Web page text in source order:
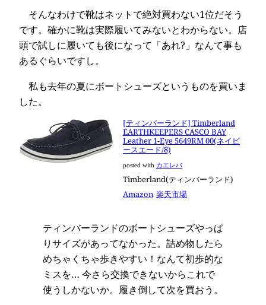
そんなわけで靴はネットで絶対買わない1位だそう
です。確かに靴は実際履いてみないとわからない。店
頭で試しに履いても後になって「あれ?」なんて事も
あるぐらいですし。
私も去年の夏にボートシューズというものを買いま
した。
[ティンバーランド] Timberland
EARTHKEEPERS CASCO BAY
Leather 1-Eye 5649RM 00(ネイビ
ースエード/8)
posted with カエレバ
Timberland(ティンバーランド)
Amazon 楽天市場
ティンバーランドのボートシューズやっぱ
りサイズがあってなかった。詰め物したら
めちゃくちゃ歩きやすい！なんて初歩的な
ミスを… 今さら交換できないからこれで
使うしかないか。履き倒して次を買おう。